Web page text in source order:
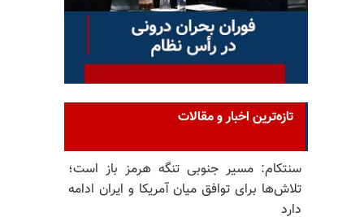
تازه‌ترین اخبار و مقالات
سنتکام: مسیر جنوبی تنگه هرمز باز است؛
تلاش‌ها برای توافق میان آمریکا و ایران ادامه
دارد